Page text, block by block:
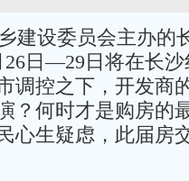
建设委员会主办的
日—29日将在长
调控之下，开发商
？何时才是购房
心生疑虑，此届房